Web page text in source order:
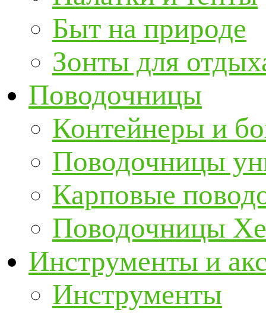
Быт на природе
Зонты для
Поводочницы
Контейнеры и
Поводочницы
Карповые
Поводочницы
Инструменты и
Инструменты